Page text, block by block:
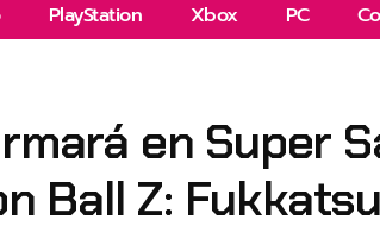
PlayStation Xbox PC
en Super
Ball Z: